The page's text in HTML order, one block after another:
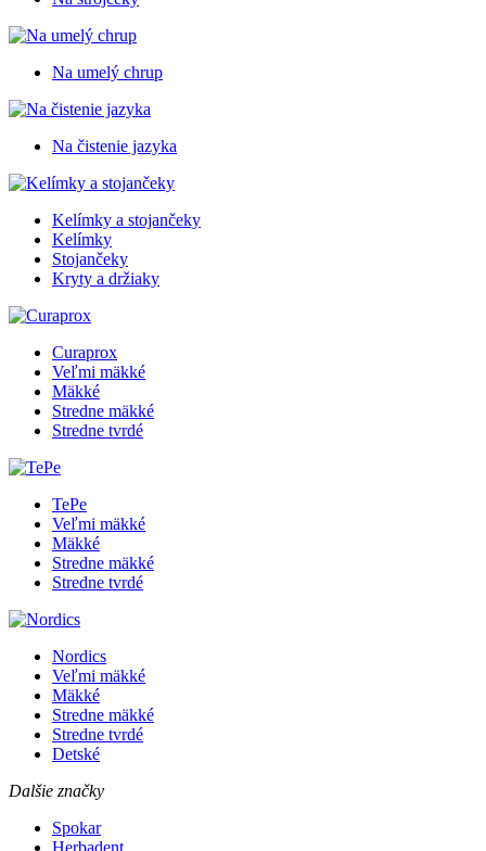
Na umelý chrup
Na čistenie jazyka
Kelímky a stojančeky
Kelímky
Stojančeky
Kryty a držiaky
Curaprox
Veľmi mäkké
Mäkké
Stredne mäkké
Stredne tvrdé
TePe
Veľmi mäkké
Mäkké
Stredne mäkké
Stredne tvrdé
Nordics
Veľmi mäkké
Mäkké
Stredne mäkké
Stredne tvrdé
Detské
Dalšie značky
Spokar
Herbadent